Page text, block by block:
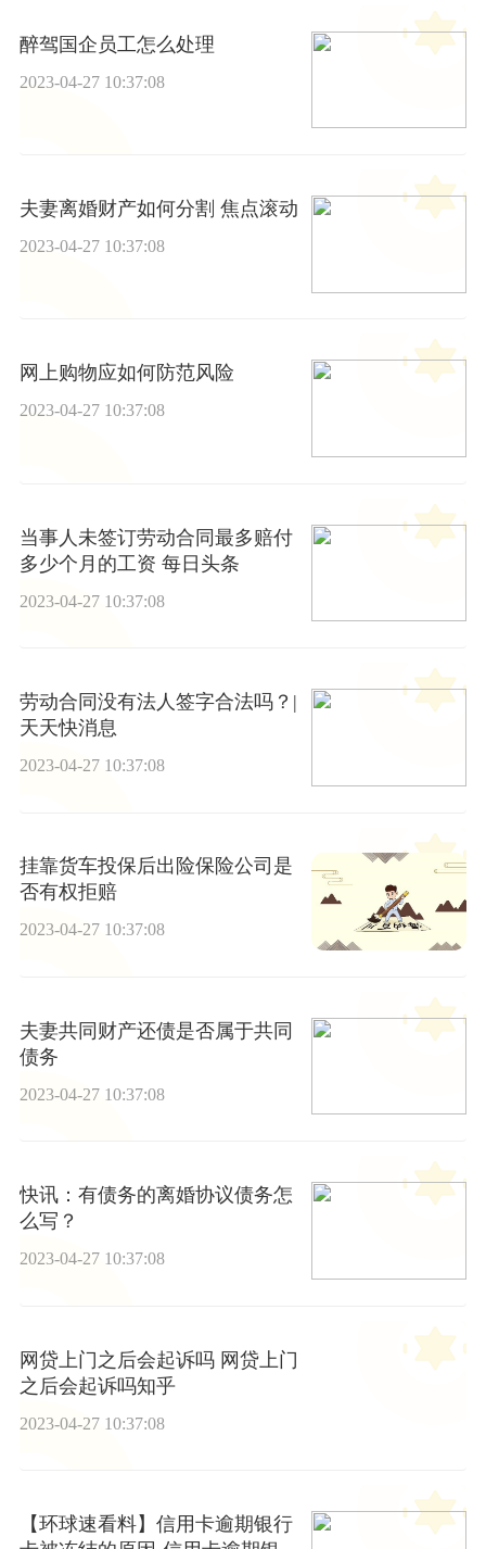
醉驾国企员工怎么处理
2023-04-27 10:37:08
夫妻离婚财产如何分割 焦点滚动
2023-04-27 10:37:08
网上购物应如何防范风险
2023-04-27 10:37:08
当事人未签订劳动合同最多赔付
多少个月的工资 每日头条
2023-04-27 10:37:08
劳动合同没有法人签字合法吗？|
天天快消息
2023-04-27 10:37:08
挂靠货车投保后出险保险公司是
否有权拒赔
2023-04-27 10:37:08
夫妻共同财产还债是否属于共同
债务
2023-04-27 10:37:08
快讯：有债务的离婚协议债务怎
么写？
2023-04-27 10:37:08
网贷上门之后会起诉吗 网贷上门
之后会起诉吗知乎
2023-04-27 10:37:08
【环球速看料】信用卡逾期银行